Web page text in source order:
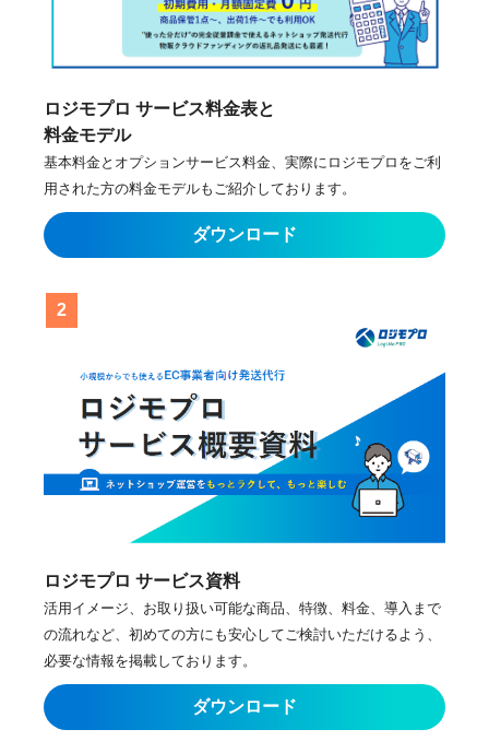
ロジモプロ サービス料金表と
料金モデル
基本料金とオプションサービス料金、実際にロジモプロをご利
用された方の料金モデルもご紹介しております。
ロジモプロ サービス資料
活用イメージ、お取り扱い可能な商品、特徴、料金、導入まで
の流れなど、初めての方にも安心してご検討いただけるよう、
必要な情報を掲載しております。